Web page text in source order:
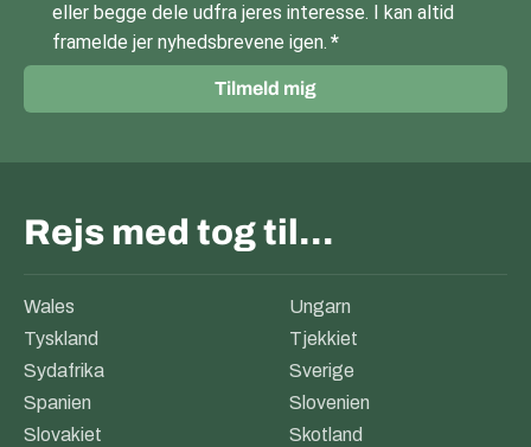
eller begge dele udfra jeres interesse. I kan altid
framelde jer nyhedsbrevene igen.
Tilmeld mig
Rejs med tog til…
Wales
Ungarn
Tyskland
Tjekkiet
Sydafrika
Sverige
Spanien
Slovenien
Slovakiet
Skotland